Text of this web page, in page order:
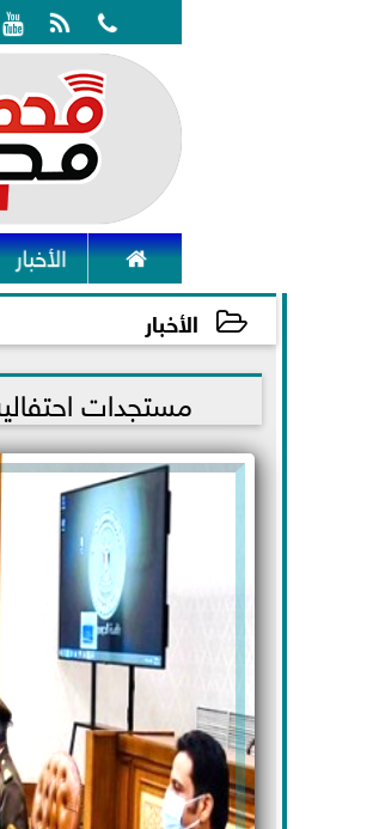
  
 الأخبار
الأخبار
2021-11-14 17:27:58 مستجدات